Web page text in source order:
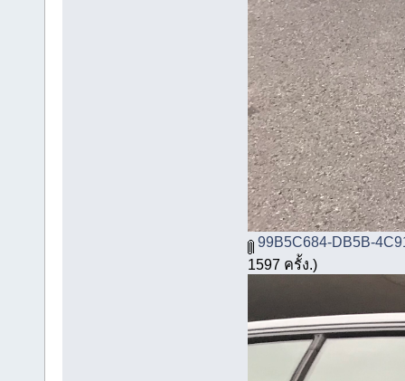
99B5C684-DB5B-
1597 ครั้ง.)